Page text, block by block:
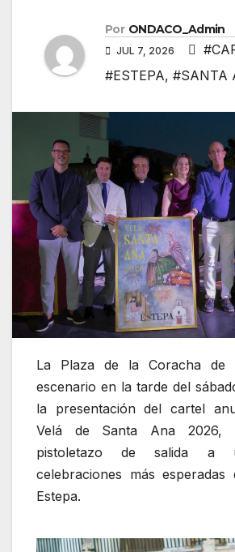
Por ONDACO_Admin
JUL 7, 2026
#ESTEPA, #SANTA
La Plaza de la Coracha
escenario en la tarde del
la presentación del cartel
Velá de Santa Ana 2026,
pistoletazo de salida a
celebraciones más
Estepa.